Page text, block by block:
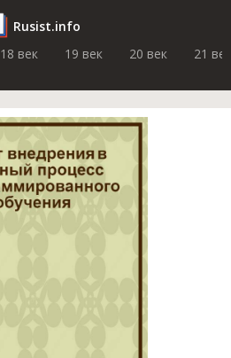
Rusist.info
18 век 19 век 20 век 21 век